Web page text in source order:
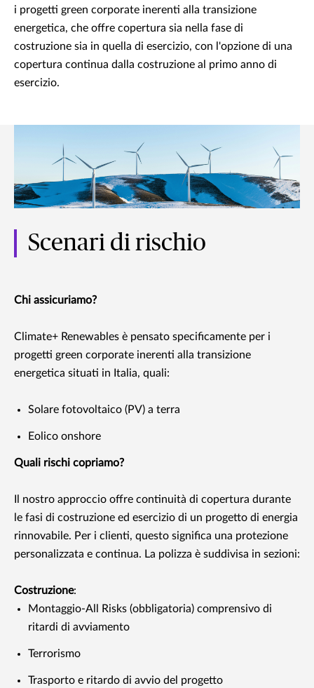
i progetti green corporate inerenti alla transizione
energetica, che offre copertura sia nella fase di
costruzione sia in quella di esercizio, con l'opzione di una
copertura continua dalla costruzione al primo anno di
esercizio.
Scenari di rischio
Chi assicuriamo?
Climate+ Renewables è pensato specificamente per i
progetti green corporate inerenti alla transizione
energetica situati in Italia, quali:
Solare fotovoltaico (PV) a terra
Eolico onshore
Quali rischi copriamo?
Il nostro approccio offre continuità di copertura durante
le fasi di costruzione ed esercizio di un progetto di energia
rinnovabile. Per i clienti, questo significa una protezione
personalizzata e continua. La polizza è suddivisa in sezioni:
Costruzione:
Montaggio-All Risks (obbligatoria) comprensivo di
ritardi di avviamento
Terrorismo
Trasporto e ritardo di avvio del progetto